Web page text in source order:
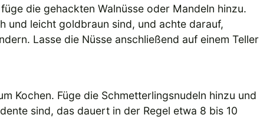
die gehackten Walnüsse oder Mandeln hinzu.
und leicht goldbraun sind, und achte darauf,
Lasse die Nüsse anschließend auf einem Teller
Kochen. Füge die Schmetterlingsnudeln hinzu und
sind, das dauert in der Regel etwa 8 bis 10